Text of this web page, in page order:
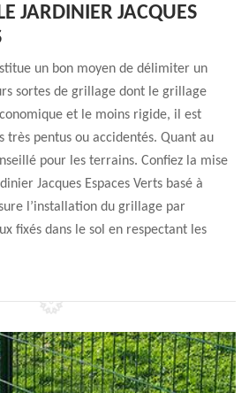
JARDINIER JACQUES
un bon moyen de délimiter un
sortes de grillage dont le grillage
et le moins rigide, il est
très pentus ou accidentés. Quant au
pour les terrains. Confiez la mise
Jacques Espaces Verts basé à
l’installation du grillage par
fixés dans le sol en respectant les